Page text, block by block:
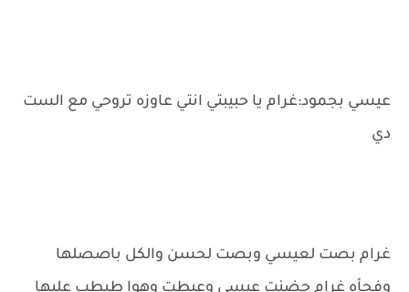
عيسي بجمود:غرام يا حبيبتي انتي عاوزه تروحي مع الست
دي
غرام بصت لعيسي وبصت لحسن والكل باصصلها
وفجأه غرام حضنت عيسي وعيطت وهوا طبطب عليها